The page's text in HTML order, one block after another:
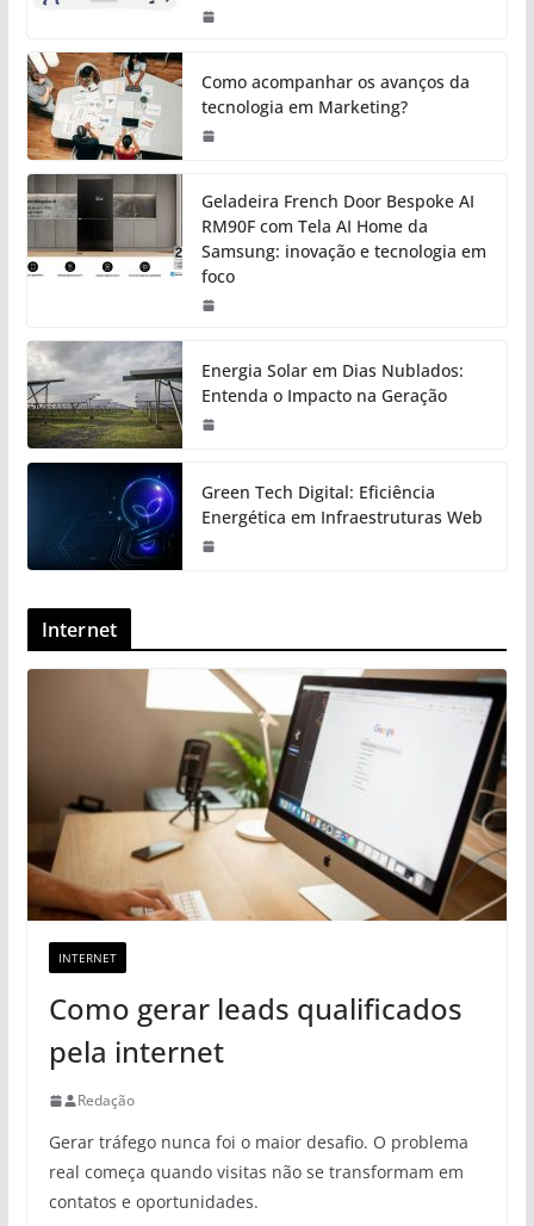
Como acompanhar os avanços da
tecnologia em Marketing?
Geladeira French Door Bespoke AI
RM90F com Tela AI Home da
Samsung: inovação e tecnologia em
foco
Energia Solar em Dias Nublados:
Entenda o Impacto na Geração
Green Tech Digital: Eficiência
Energética em Infraestruturas Web
Internet
INTERNET
Como gerar leads qualificados
pela internet
Redação
Gerar tráfego nunca foi o maior desafio. O problema
real começa quando visitas não se transformam em
contatos e oportunidades.